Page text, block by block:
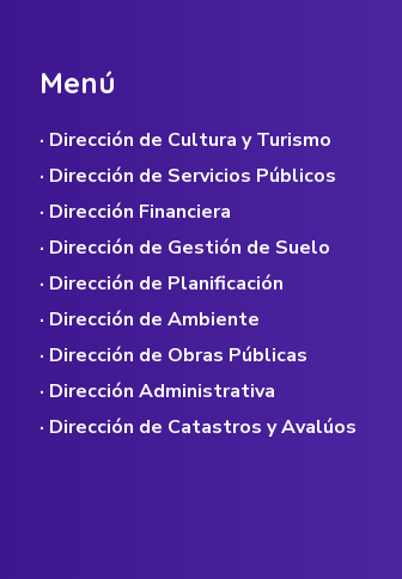
Menú
· Dirección de Cultura y Turismo
· Dirección de Servicios Públicos
· Dirección Financiera
· Dirección de Gestión de Suelo
· Dirección de Planificación
· Dirección de Ambiente
· Dirección de Obras Públicas
· Dirección Administrativa
· Dirección de Catastros y Avalúos